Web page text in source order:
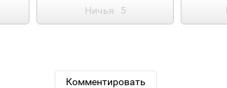
Ничья 5
Комментировать